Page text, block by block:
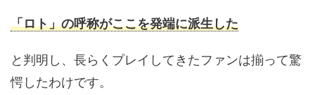
「ロト」の呼称がここを発端に派生した
と判明し、長らくプレイしてきたファンは揃って驚
愕したわけです。